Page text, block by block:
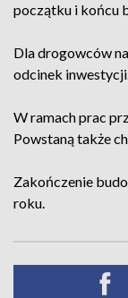
początku i końcu
Dla drogowców
odcinek
W ramach prac
Powstaną także
Zakończenie
roku.